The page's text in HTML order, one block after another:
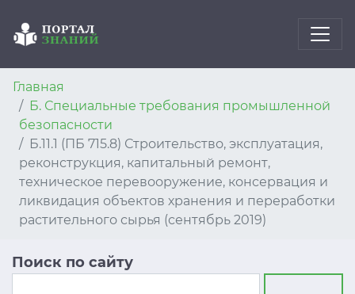
Главная
Б. Специальные требования промышленной
безопасности
Б.11.1 (ПБ 715.8) Строительство, эксплуатация,
реконструкция, капитальный ремонт,
техническое перевооружение, консервация и
ликвидация объектов хранения и переработки
растительного сырья (сентябрь 2019)
Поиск по сайту